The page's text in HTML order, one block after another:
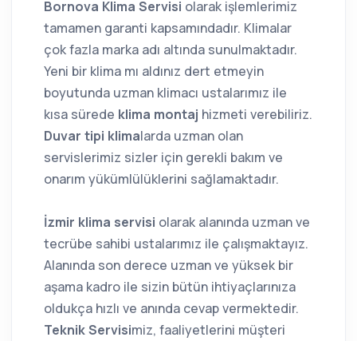
Bornova Klima Servisi olarak işlemlerimiz
tamamen garanti kapsamındadır. Klimalar
çok fazla marka adı altında sunulmaktadır.
Yeni bir klima mı aldınız dert etmeyin
boyutunda uzman klimacı ustalarımız ile
kısa sürede klima montaj hizmeti verebiliriz.
Duvar tipi klimalarda uzman olan
servislerimiz sizler için gerekli bakım ve
onarım yükümlülüklerini sağlamaktadır.
İzmir klima servisi olarak alanında uzman ve
tecrübe sahibi ustalarımız ile çalışmaktayız.
Alanında son derece uzman ve yüksek bir
aşama kadro ile sizin bütün ihtiyaçlarınıza
oldukça hızlı ve anında cevap vermektedir.
Teknik Servisimiz, faaliyetlerini müşteri